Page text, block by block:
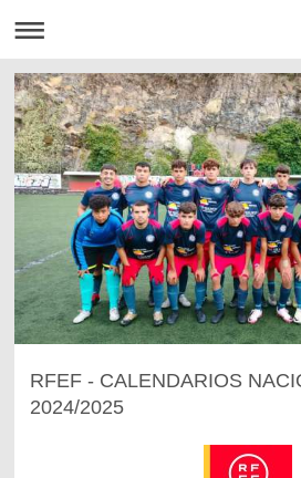
RFEF - CALENDARIOS
2024/2025